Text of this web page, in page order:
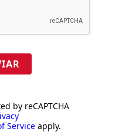
by reCAPTCHA
Service apply.